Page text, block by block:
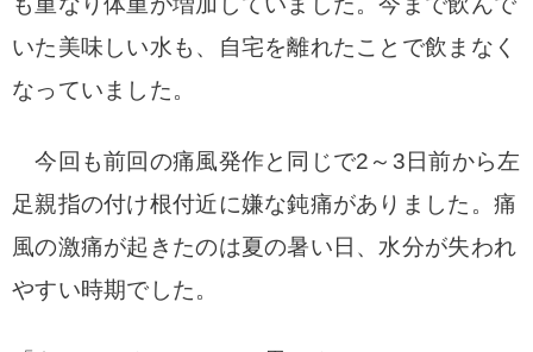
いた美味しい水も、自宅を離れたことで飲まなく
なっていました。
今回も前回の痛風発作と同じで2～3日前から左
足親指の付け根付近に嫌な鈍痛がありました。痛
風の激痛が起きたのは夏の暑い日、水分が失われ
やすい時期でした。